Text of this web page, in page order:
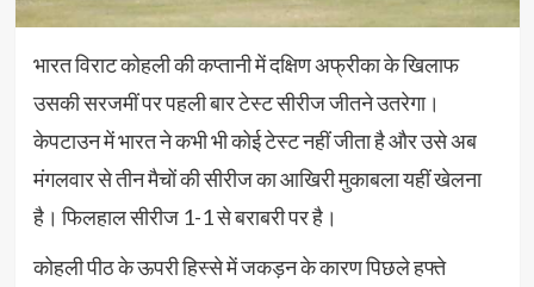
भारत विराट कोहली की कप्तानी में दक्षिण अफ्रीका के खिलाफ
उसकी सरजमीं पर पहली बार टेस्ट सीरीज जीतने उतरेगा।
केपटाउन में भारत ने कभी भी कोई टेस्ट नहीं जीता है और उसे अब
मंगलवार से तीन मैचों की सीरीज का आखिरी मुकाबला यहीं खेलना
है। फिलहाल सीरीज 1-1 से बराबरी पर है।
कोहली पीठ के ऊपरी हिस्से में जकड़न के कारण पिछले हफ्ते